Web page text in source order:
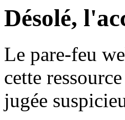
Désolé,
Le pare-feu
cette
jugée